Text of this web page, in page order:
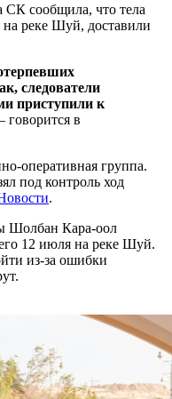
СК сообщила, что тела
реке Шуй, доставили
следователи
приступили к
говорится в
оперативная группа.
под контроль ход
.
Шолбан Кара-оол
12 июля на реке Шуй.
из-за ошибки